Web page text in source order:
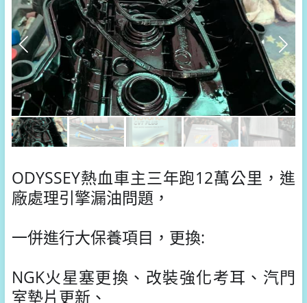
ODYSSEY熱血車主三年跑12萬公里，進
廠處理引擎漏油問題，
一併進行大保養項目，更換:
NGK火星塞更換、改裝強化考耳、 汽門
室墊片更新、